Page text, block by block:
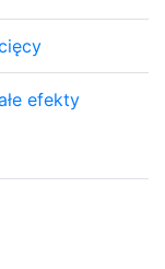
efekty